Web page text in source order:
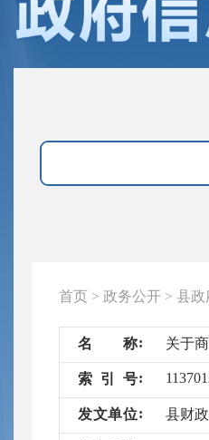
首页 > 政务公开 > 县政
名 称
索 引 号
发文单位 县财